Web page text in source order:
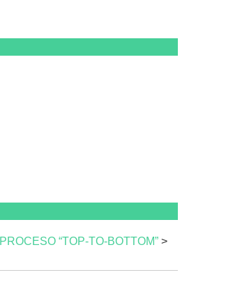
PROCESO “TOP-TO-BOTTOM” >